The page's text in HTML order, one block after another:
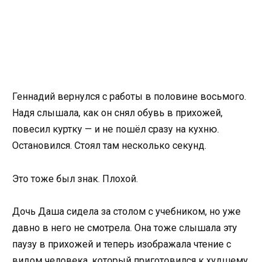
Геннадий вернулся с работы в половине восьмого.
Надя слышала, как он снял обувь в прихожей,
повесил куртку — и не пошёл сразу на кухню.
Остановился. Стоял там несколько секунд.
Это тоже был знак. Плохой.
Дочь Даша сидела за столом с учебником, но уже
давно в него не смотрела. Она тоже слышала эту
паузу в прихожей и теперь изображала чтение с